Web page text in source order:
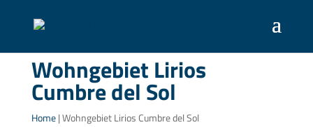
Wohngebiet Lirios
Cumbre del Sol
Home|Wohngebiet Lirios Cumbre del Sol